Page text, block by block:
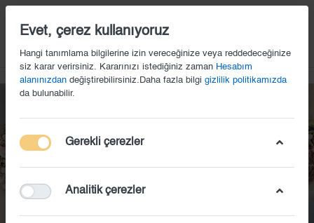
Evet, çerez kullanıyoruz
Hangi tanımlama bilgilerine izin vereceğinize veya reddedeceğinize
siz karar verirsiniz. Kararınızı istediğiniz zaman Hesabım
alanınızdan değiştirebilirsiniz.Daha fazla bilgi gizlilik politikamızda
da bulunabilir.
Gerekli çerezler
Analitik çerezler